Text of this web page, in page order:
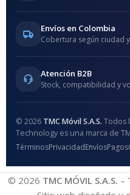
Envíos en Colombia
Cobertura según ciudad
Atención B2B
Stock, compatibilidad y
© 2026 TMC Móvil S.A.S. Todos
Technology es una marca de
TérminosPrivacidadEnvíosPagos
© 2026 TMC MÓVIL S.A.S. –